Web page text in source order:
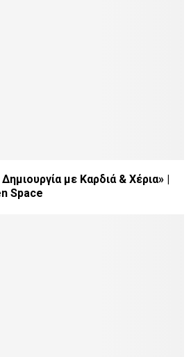
με Καρδιά & Χέρια» |
Space